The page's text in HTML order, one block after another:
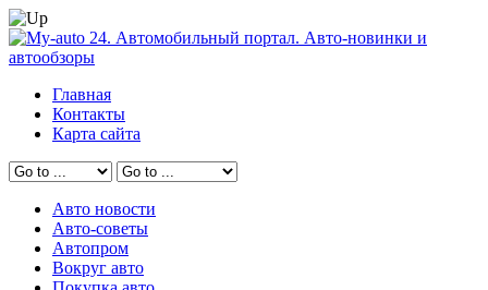
Главная
Контакты
Карта сайта
Авто новости
Авто-советы
Автопром
Вокруг авто